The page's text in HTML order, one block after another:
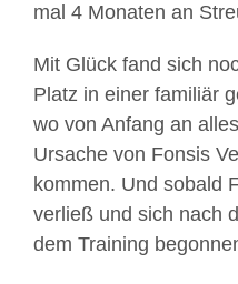
mal 4 Monaten an
Mit Glück fand sich
Platz in einer familiär
wo von Anfang an
Ursache von Fonsis
kommen. Und sobald
verließ und sich nach
dem Training